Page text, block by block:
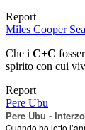
Report
Miles Cooper
Che i C+C
spirito con cui
Report
Pere Ubu
Pere Ubu -